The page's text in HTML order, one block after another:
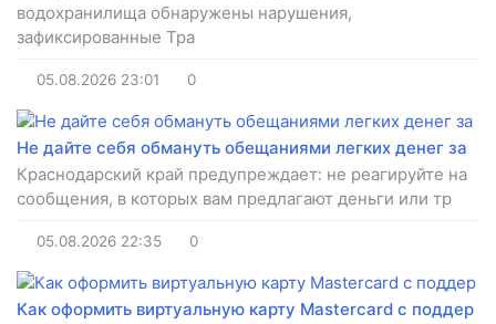
водохранилища обнаружены нарушения,
зафиксированные Тра
05.08.2026 23:01 0
Не дайте себя обмануть обещаниями легких денег за
Краснодарский край предупреждает: не реагируйте на
сообщения, в которых вам предлагают деньги или тр
05.08.2026 22:35 0
Как оформить виртуальную карту Mastercard с поддер